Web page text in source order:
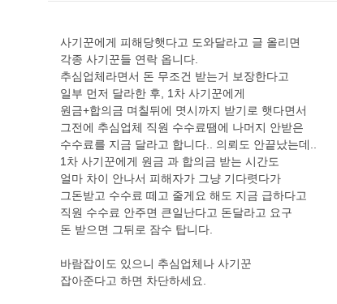
사기꾼에게 피해당햇다고 도와달라고 글 올리면
각종 사기꾼들 연락 옵니다.
추심업체라면서 돈 무조건 받는거 보장한다고
일부 먼저 달라한 후, 1차 사기꾼에게
원금+합의금 며칠뒤에 몃시까지 받기로 햇다면서
그전에 추심업체 직원 수수료땜에 나머지 안받은
수수료를 지금 달라고 합니다.. 의뢰도 안끝났는데..
1차 사기꾼에게 원금 과 합의금 받는 시간도
얼마 차이 안나서 피해자가 그냥 기다렷다가
그돈받고 수수료 떼고 줄게요 해도 지금 급하다고
직원 수수료 안주면 큰일난다고 돈달라고 요구
돈 받으면 그뒤로 잠수 탑니다.
바람잡이도 있으니 추심업체나 사기꾼
잡아준다고 하면 차단하세요.